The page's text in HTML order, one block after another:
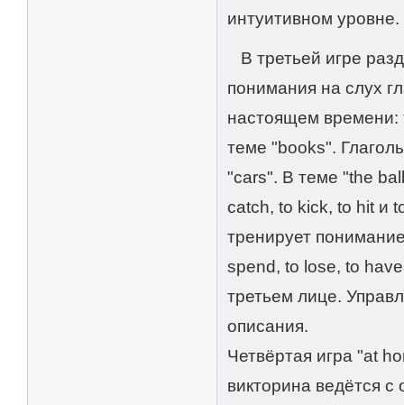
интуитивном уровне.
В третьей игре
понимания на слух
настоящем времени:
теме "books".
"cars". В теме "the
catch, to kick, to hit и
тренирует
spend, to lose, to
третьем лице.
описания.
Четвёртая игра "at
викторина ведётся